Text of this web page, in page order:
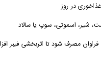
شیر، اسموتی، سوپ یا سالاد
فراوان مصرف شود تا اثربخشی فیبر